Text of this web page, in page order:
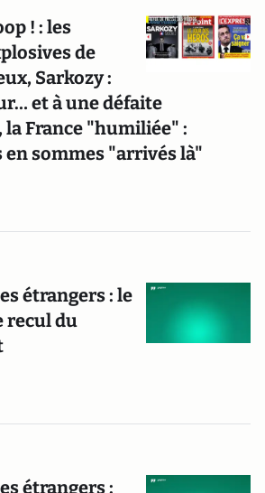
! : les
de
Sarkozy :
et à une défaite
la France "humiliée" :
sommes "arrivés là"
étrangers : le
recul du
étrangers :